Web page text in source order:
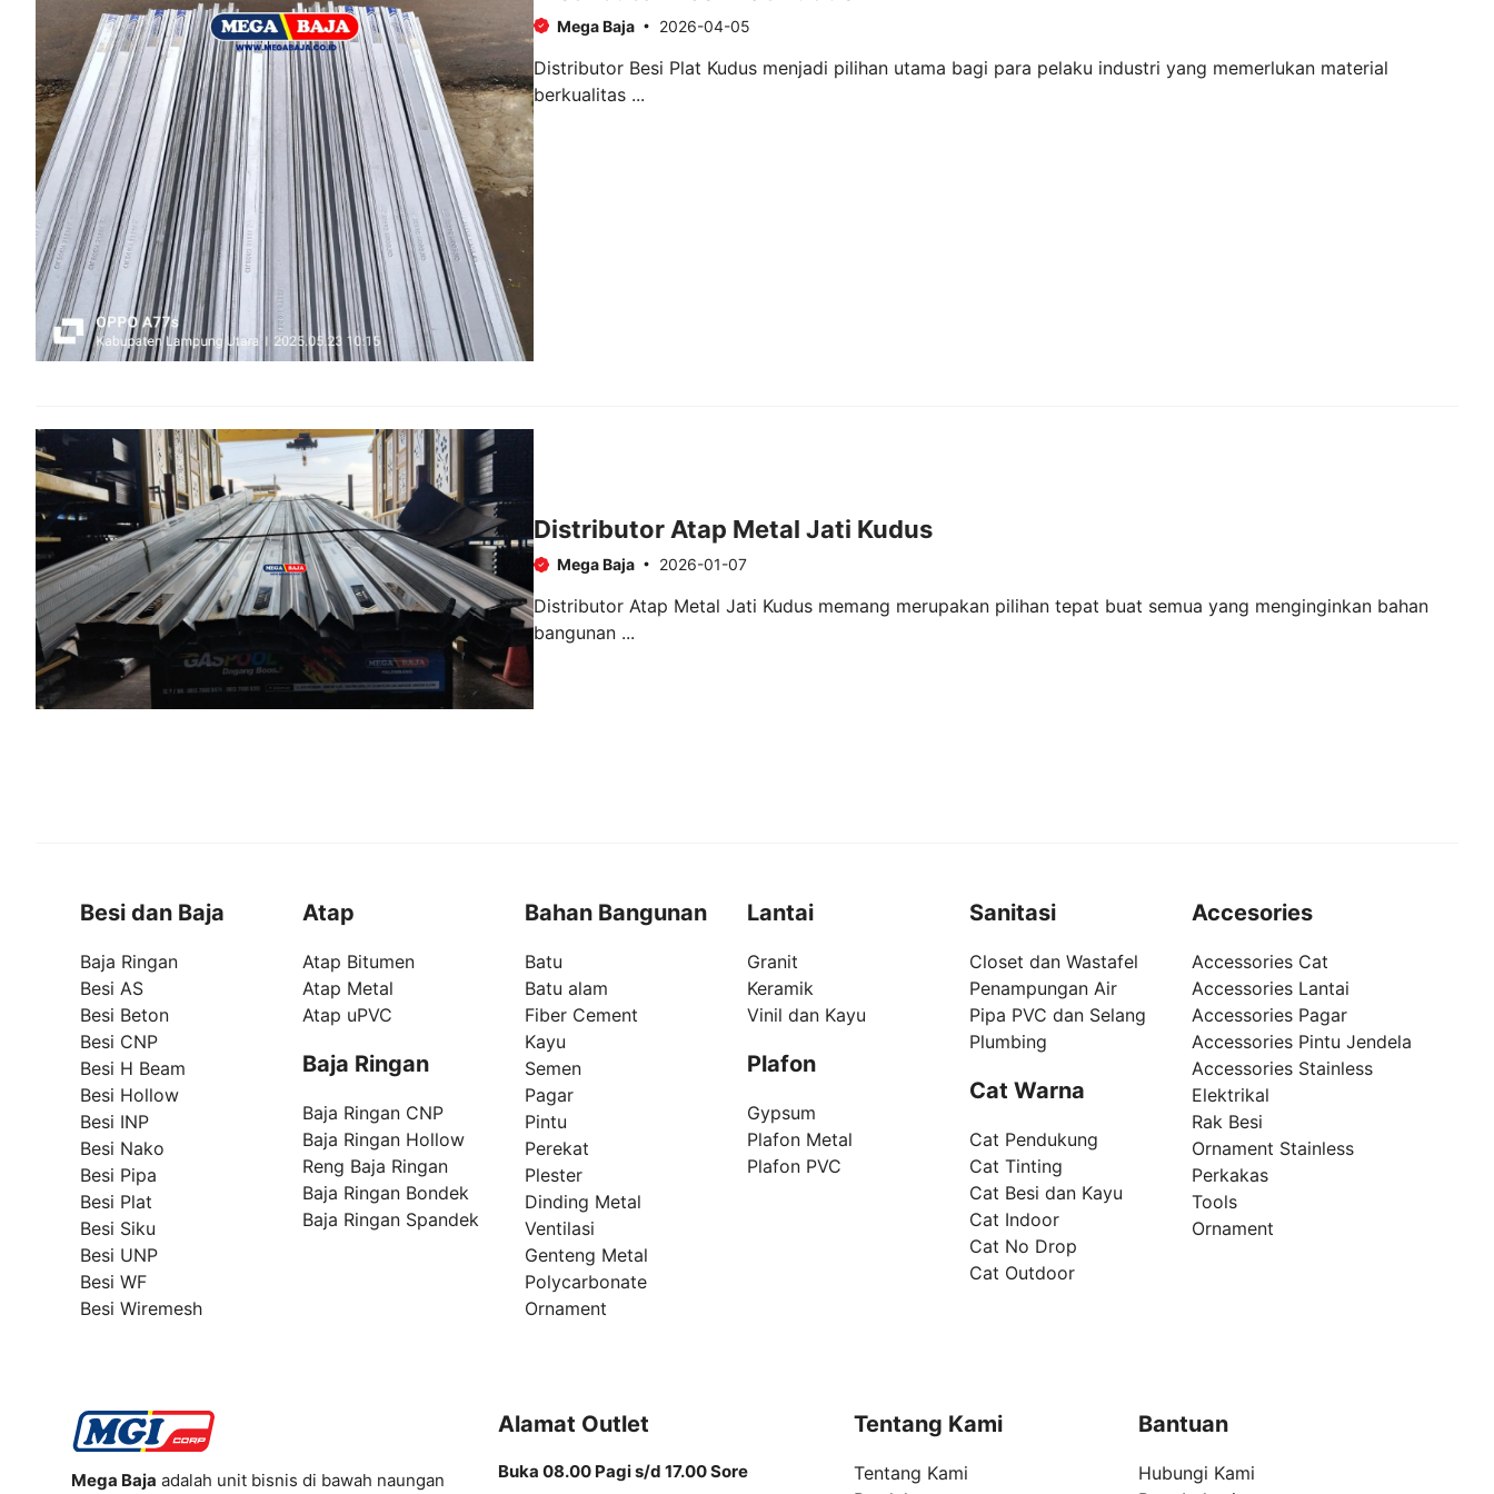
Mega Baja 2026-04-05
Distributor Besi Plat Kudus menjadi pilihan utama bagi para pelaku industri yang memerlukan material
berkualitas ...
Distributor Atap Metal Jati Kudus
Mega Baja 2026-01-07
Distributor Atap Metal Jati Kudus memang merupakan pilihan tepat buat semua yang menginginkan bahan
bangunan ...
Besi dan Baja
Baja Ringan
Besi AS
Besi Beton
Besi CNP
Besi H Beam
Besi Hollow
Besi INP
Besi Nako
Besi Pipa
Besi Plat
Besi Siku
Besi UNP
Besi WF
Besi Wiremesh
Atap
Atap Bitumen
Atap Metal
Atap uPVC
Baja Ringan
Baja Ringan CNP
Baja Ringan Hollow
Reng Baja Ringan
Baja Ringan Bondek
Baja Ringan Spandek
Bahan Bangunan
Batu
Batu alam
Fiber Cement
Kayu
Semen
Pagar
Pintu
Perekat
Plester
Dinding Metal
Ventilasi
Genteng Metal
Polycarbonate
Ornament
Lantai
Granit
Keramik
Vinil dan Kayu
Plafon
Gypsum
Plafon Metal
Plafon PVC
Sanitasi
Closet dan Wastafel
Penampungan Air
Pipa PVC dan Selang
Plumbing
Cat Warna
Cat Pendukung
Cat Tinting
Cat Besi dan Kayu
Cat Indoor
Cat No Drop
Cat Outdoor
Accesories
Accessories Cat
Accessories Lantai
Accessories Pagar
Accessories Pintu Jendela
Accessories Stainless
Elektrikal
Rak Besi
Ornament Stainless
Perkakas
Tools
Ornament
Mega Baja adalah unit bisnis di bawah naungan
Alamat Outlet
Buka 08.00 Pagi s/d 17.00 Sore
Tentang Kami
Tentang Kami
Bantuan
Hubungi Kami